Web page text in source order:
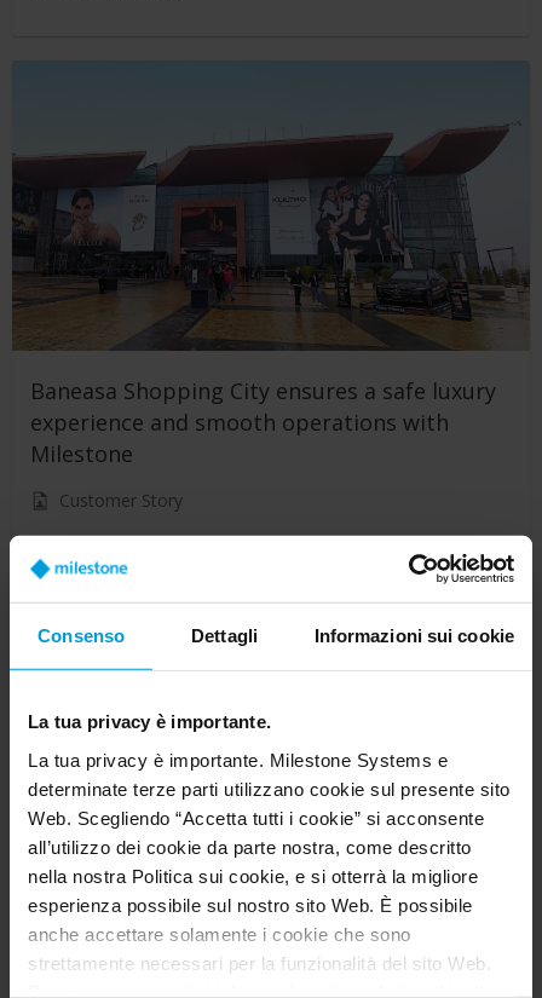
Consenso Dettagli Informazioni sui cookie
La tua privacy è importante.
La tua privacy è importante. Milestone Systems e
determinate terze parti utilizzano cookie sul presente sito
Web. Scegliendo “Accetta tutti i cookie” si acconsente
all’utilizzo dei cookie da parte nostra, come descritto
nella nostra Politica sui cookie, e si otterrà la migliore
esperienza possibile sul nostro sito Web. È possibile
anche accettare solamente i cookie che sono
strettamente necessari per la funzionalità del sito Web.
Baneasa Shopping City ensures a safe luxury
experience and smooth operations with
Milestone
Customer Story
How your car can place your latte order
before you even say good morning